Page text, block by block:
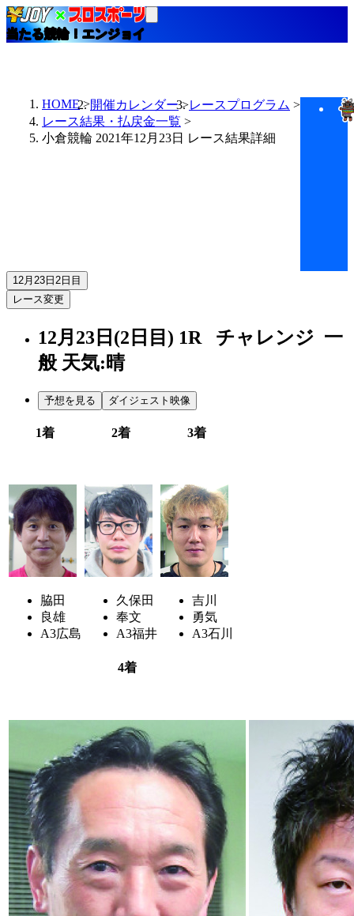
当たる競輪！エンジョイ
HOME 開催カレンダー
レースプログラム
レース結果・払戻金一覧
小倉競輪 2021年12月23日 レース結果詳細
12月23日 2日目
レース変更
12月23日(2日目) 1R チャレンジ 一
般 天気:晴
予想を見る ダイジェスト映像
1着 2着 3着
脇田
良雄
A3広島
久保田
奉文
A3福井
吉川
勇気
A3石川
4着